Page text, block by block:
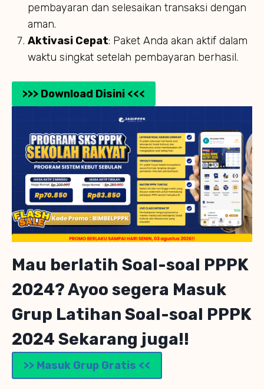
pembayaran dan selesaikan transaksi dengan
aman.
Aktivasi Cepat: Paket Anda akan aktif dalam
waktu singkat setelah pembayaran berhasil.
>>> Download Disini <<<
Mau berlatih Soal-soal PPPK
2024? Ayoo segera Masuk
Grup Latihan Soal-soal PPPK
2024 Sekarang juga!!
>> Masuk Grup Gratis <<